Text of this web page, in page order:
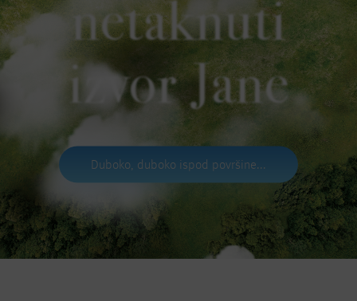
netaknuti
izvor Jane
Duboko, duboko ispod površine...